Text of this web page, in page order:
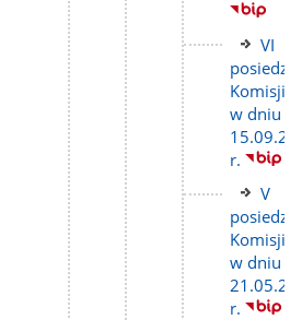
Link
do
VI
Komisji
w dniu
r.
Link
do
V
Komisji
w dniu
r.